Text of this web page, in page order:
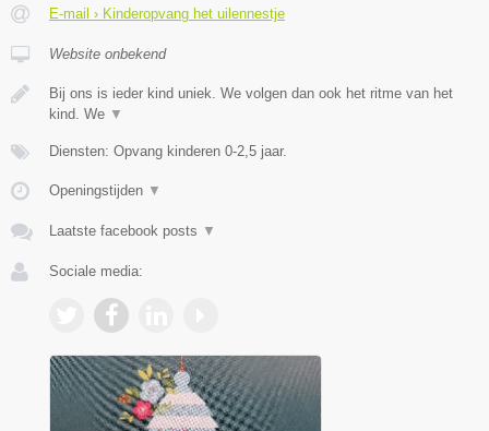
E-mail › Kinderopvang het uilennestje
Website onbekend
Bij ons is ieder kind uniek. We volgen dan ook het ritme van het
kind. We ▼
Diensten: Opvang kinderen 0-2,5 jaar.
Openingstijden ▼
Laatste facebook posts ▼
Sociale media: